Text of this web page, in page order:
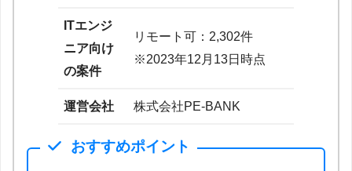
ITエンジ
ニア向け
の案件
リモート可：2,302件
※2023年12月13日時点
運営会社 株式会社PE-BANK
おすすめポイント